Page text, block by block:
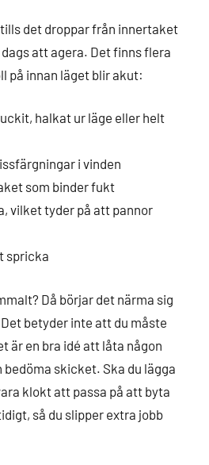
det droppar från innertaket
att agera. Det finns flera
på innan läget blir akut:
halkat ur läge eller helt
i vinden
som binder fukt
vilket tyder på att pannor
spricka
Då börjar det närma sig
betyder inte att du måste
är en bra idé att låta någon
skicket. Ska du lägga
klokt att passa på att byta
så du slipper extra jobb